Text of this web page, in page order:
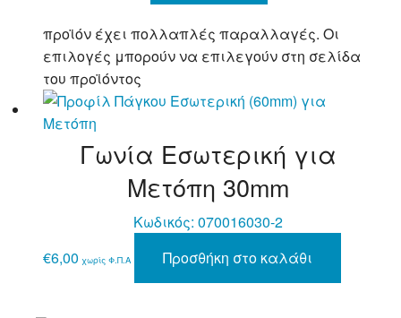
προϊόν έχει πολλαπλές παραλλαγές. Οι
επιλογές μπορούν να επιλεγούν στη σελίδα
του προϊόντος
Γωνία Εσωτερική για
Μετόπη 30mm
Κωδικός:070016030-2
€6,00 χωρίς Φ.Π.Α Προσθήκη στο καλάθι